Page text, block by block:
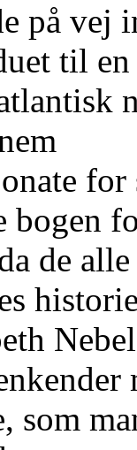
på vej
til en
bogen
de
som